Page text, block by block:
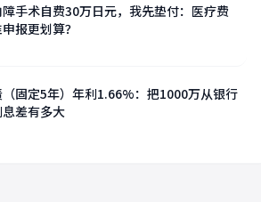
手术自费30万日元，我先垫付：医疗费
报更划算？
固定5年）年利1.66%：把1000万从银行
差有多大